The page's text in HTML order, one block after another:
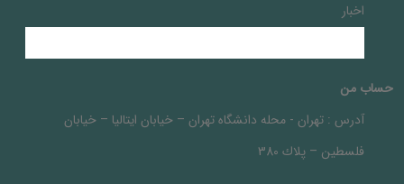
اخبار
حساب من
آدرس : تهران - محله دانشگاه تهران – خيابان ايتاليا – خيابان
فلسطين – پلاك 380